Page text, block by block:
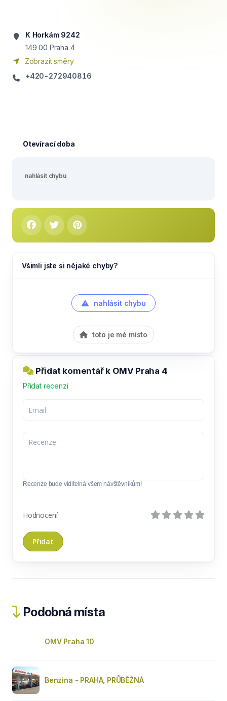
K Horkám 9242
149 00 Praha 4
Zobrazit směry
+420-272940816
Otevírací doba
nahlásit chybu
Všimli jste si nějaké chyby?
nahlásit chybu
toto je mé místo
Přidat komentář k OMV Praha 4
Přidat recenzi
Recenze bude viditelná všem návštěvníkům!
Hodnocení
Podobná místa
OMV Praha 10
Benzina - PRAHA, PRŮBĚŽNÁ